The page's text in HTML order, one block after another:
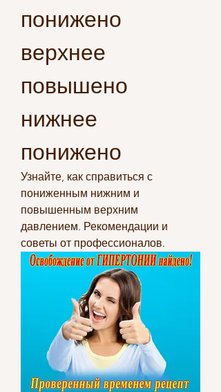
понижено
верхнее
повышено
нижнее
понижено
Узнайте, как справиться с
пониженным нижним и
повышенным верхним
давлением. Рекомендации и
советы от профессионалов.